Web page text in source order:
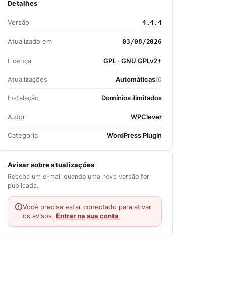
Detalhes
Versão 4.4.4
Atualizado em 03/08/2026
Licença GPL · GNU GPLv2+
Atualizações Automáticas
Instalação Domínios ilimitados
Autor WPClever
Categoria WordPress Plugin
Avisar sobre atualizações
Receba um e-mail quando uma nova versão for
publicada.
Você precisa estar conectado para ativar
os avisos. Entrar na sua conta